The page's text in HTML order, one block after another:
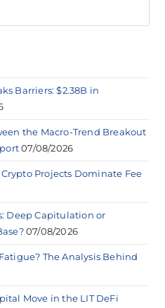
Barriers: $2.38B in
the Macro-Trend Breakout
07/08/2026
Projects Dominate Fee
Deep Capitulation or
07/08/2026
The Analysis Behind
Move in the LIT DeFi